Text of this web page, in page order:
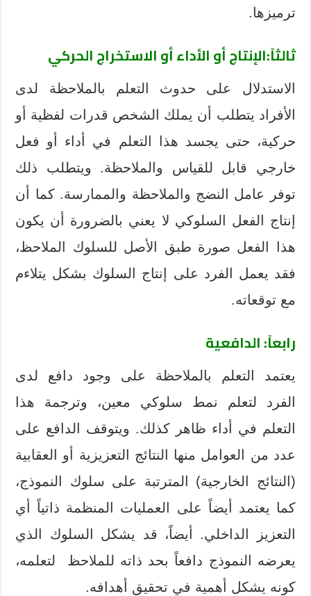
ترميزها.
ثالثاً:الإنتاج أو الأداء أو الاستخراج الحركي
الاستدلال على حدوث التعلم بالملاحظة لدى
الأفراد يتطلب أن يملك الشخص قدرات لفظية أو
حركية، حتى يجسد هذا التعلم في أداء أو فعل
خارجي قابل للقياس والملاحظة. ويتطلب ذلك
توفر عامل النضج والملاحظة والممارسة. كما أن
إنتاج الفعل السلوكي لا يعني بالضرورة أن يكون
هذا الفعل صورة طبق الأصل للسلوك الملاحظ،
فقد يعمل الفرد على إنتاج السلوك بشكل يتلاءم
مع توقعاته.
رابعاً: الدافعية
يعتمد التعلم بالملاحظة على وجود دافع لدى
الفرد لتعلم نمط سلوكي معين، وترجمة هذا
التعلم في أداء ظاهر كذلك. ويتوقف الدافع على
عدد من العوامل منها النتائج التعزيزية أو العقابية
(النتائج الخارجية) المترتبة على سلوك النموذج،
كما يعتمد أيضاً على العمليات المنظمة ذاتياً أي
التعزيز الداخلي. أيضاً، قد يشكل السلوك الذي
يعرضه النموذج دافعاً بحد ذاته للملاحظ لتعلمه،
كونه يشكل أهمية في تحقيق أهدافه.